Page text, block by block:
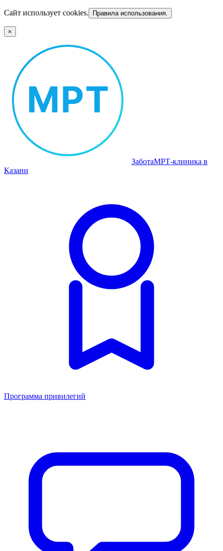
Сайт использует cookies. Правила использования.
×
ЗаботаМРТ‑клиника в
Казани
Программа привилегий